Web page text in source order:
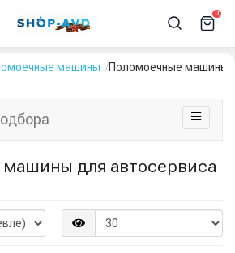
0
машины Поломоечные машины
для автосервиса